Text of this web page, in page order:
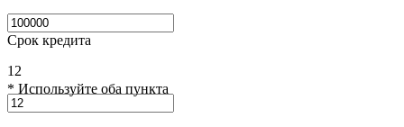
Срок кредита
12
* Используйте оба пункта